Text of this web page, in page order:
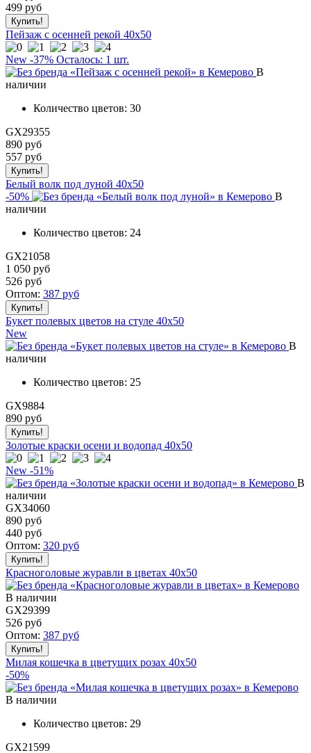
499 руб
Пейзаж с осенней рекой 40x50
New -37% Осталось: 1 шт.
В
наличии
Количество цветов: 30
GX29355
890 руб
557 руб
Белый волк под луной 40x50
-50%
В
наличии
Количество цветов: 24
GX21058
1 050 руб
526 руб
Оптом: 387 руб
Букет полевых цветов на стуле 40x50
New
В
наличии
Количество цветов: 25
GX9884
890 руб
Золотые краски осени и водопад 40x50
New -51%
В
наличии
GX34060
890 руб
440 руб
Оптом: 320 руб
Красноголовые журавли в цветах 40x50
В наличии
GX29399
526 руб
Оптом: 387 руб
Милая кошечка в цветущих розах 40x50
-50%
В наличии
Количество цветов: 29
GX21599